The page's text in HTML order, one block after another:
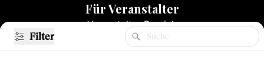
Filter
Filter
Für Veranstalter
Veranstalter Bereich
Events eintragen
Mediadaten & Preise